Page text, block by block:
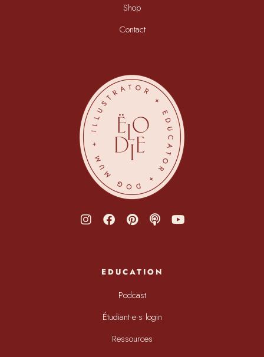
Shop
Contact
EDUCATION
Podcast
Étudiant·e·s login
Ressources